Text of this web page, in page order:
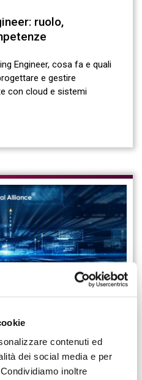
contenuti ed
dei social media e per
inoltre
ruolo,
Engineer, cosa fa e quali
e gestire
con cloud e sistemi
del Data